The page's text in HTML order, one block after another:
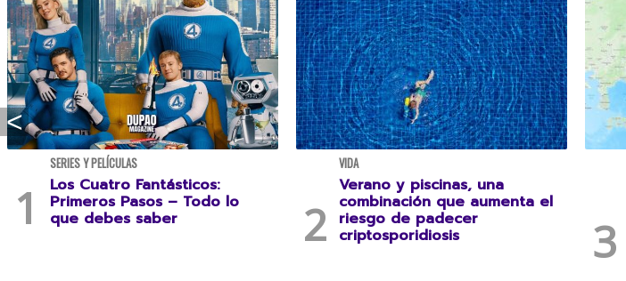
SERIES Y PELÍCULAS
Los Cuatro Fantásticos:
Primeros Pasos – Todo lo
que debes saber
VIDA
Verano y piscinas, una
combinación que aumenta el
riesgo de padecer
criptosporidiosis